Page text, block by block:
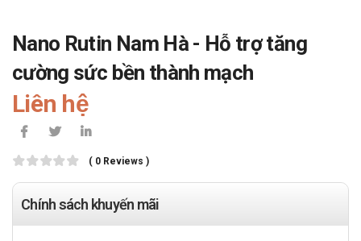
Nano Rutin Nam Hà - Hỗ trợ tăng
cường sức bền thành mạch
Liên hệ
( 0 Reviews )
Chính sách khuyến mãi